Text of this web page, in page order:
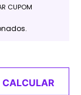
CUPOM
CALCULAR